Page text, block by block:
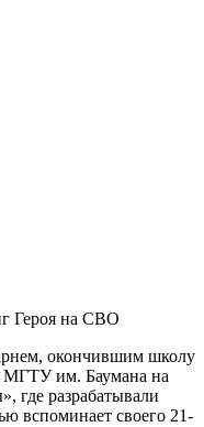
Героя на СВО
окончившим школу
МГТУ им. Баумана на
где разрабатывали
вспоминает своего 21-